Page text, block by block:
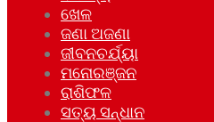
ଖେଳ
ଜଣା ଅଜଣା
ଜୀବନଚର୍ଯ୍ୟା
ମନୋରଞ୍ଜନ
ରାଶିଫଳ
ସତ୍ୟ ସନ୍ଧାନ